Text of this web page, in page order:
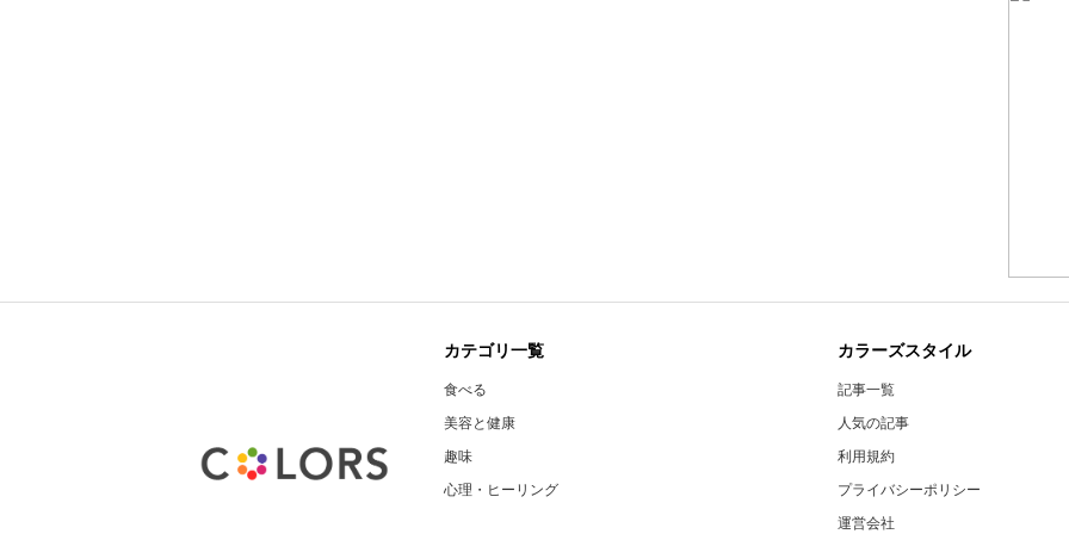
カテゴリ一覧
食べる
美容と健康
趣味
心理・ヒーリング
カラーズスタイル
記事一覧
人気の記事
利用規約
プライバシーポリシー
運営会社